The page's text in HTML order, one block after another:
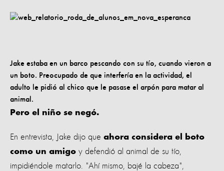
Jake estaba en un barco pescando con su tío, cuando vieron a
un boto. Preocupado de que interfería en la actividad, el
adulto le pidió al chico que le pasase el arpón para matar al
animal.
Pero el niño se negó.
En entrevista, Jake dijo que ahora considera el boto
como un amigo y defendió al animal de su tío,
impidiéndole matarlo. "Ahí mismo, bajé la cabeza",